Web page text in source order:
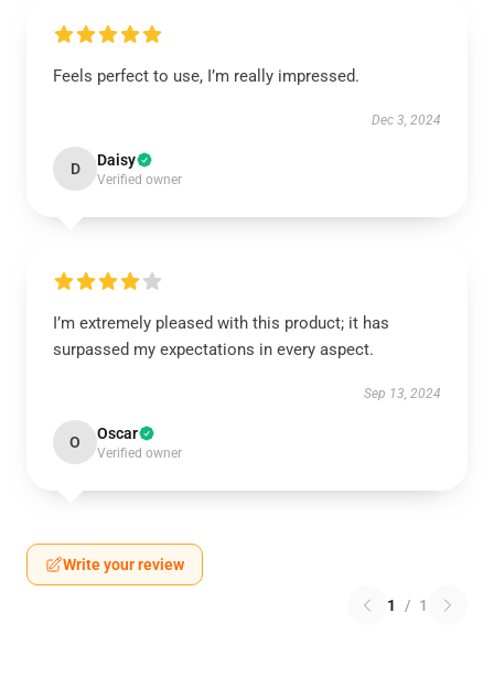
Feels perfect to use, I’m really impressed.
Dec 3, 2024
D Daisy
Verified owner
I’m extremely pleased with this product; it has
surpassed my expectations in every aspect.
Sep 13, 2024
O Oscar
Verified owner
Write your review
1 / 1